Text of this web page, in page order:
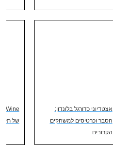
אצטדיוני כדורגל בלונדון:
הסבר וכרטיסים למשחקים
הקרובים
של